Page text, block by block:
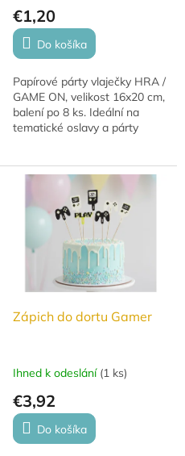
€1,20
Do košíka
Papírové párty vlaječky HRA /
GAME ON, velikost 16x20 cm,
balení po 8 ks. Ideální na
tematické oslavy a párty
Zápich do dortu Gamer
Ihned k odeslání (1 ks)
€3,92
Do košíka